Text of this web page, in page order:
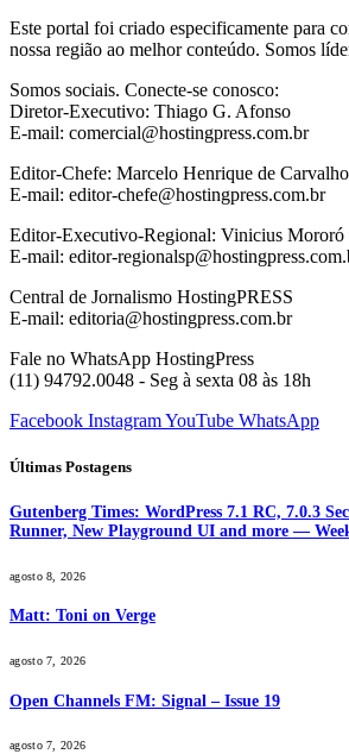
Este portal foi criado especificamente para
nossa região ao melhor conteúdo. Somos
Somos sociais. Conecte-se conosco:
Diretor-Executivo: Thiago G. Afonso
E-mail: comercial@hostingpress.com.br
Editor-Chefe: Marcelo Henrique de Carvalho
E-mail: editor-chefe@hostingpress.com.br
Editor-Executivo-Regional: Vinicius Mororó
E-mail: editor-
Central de Jornalismo HostingPRESS
E-mail: editoria@hostingpress.com.br
Fale no WhatsApp HostingPress
(11) 94792.0048 - Seg à sexta 08 às 18h
Facebook InstagramYouTube WhatsApp
Últimas Postagens
Gutenberg Times: WordPress 7.1 RC, 7.0.3
Runner, New Playground UI and more —
agosto 8, 2026
Matt: Toni on Verge
agosto 7, 2026
Open Channels FM: Signal – Issue 19
agosto 7, 2026